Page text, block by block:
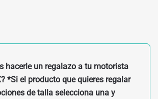
hacerle un regalazo a tu motorista
*Si el producto que quieres regalar
de talla selecciona una y